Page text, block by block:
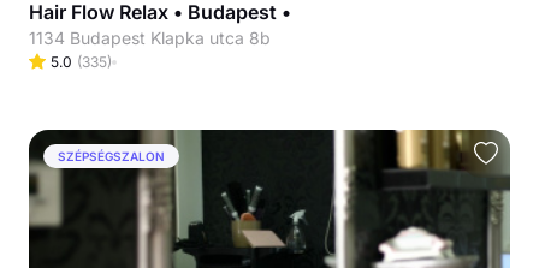
Hair Flow Relax • Budapest •
1134 Budapest Klapka utca 8b
5.0 (335)
SZÉPSÉGSZALON